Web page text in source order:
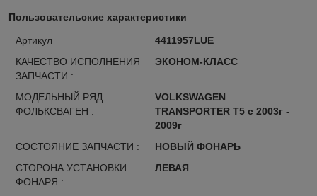
Пользовательские характеристики
Артикул
4411957LUE
КАЧЕСТВО ИСПОЛНЕНИЯ
ЗАПЧАСТИ :
ЭКОНОМ-КЛАСС
МОДЕЛЬНЫЙ РЯД
ФОЛЬКСВАГЕН :
VOLKSWAGEN
TRANSPORTER T5 с 2003г -
2009г
СОСТОЯНИЕ ЗАПЧАСТИ :
НОВЫЙ ФОНАРЬ
СТОРОНА УСТАНОВКИ
ФОНАРЯ :
ЛЕВАЯ